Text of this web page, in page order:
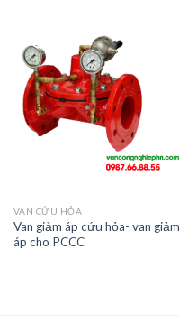
VAN CỨU HỎA
Van giảm áp cứu hỏa- van giảm
áp cho PCCC